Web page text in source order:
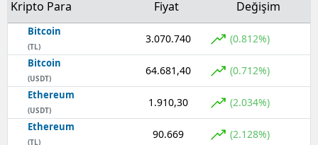
Kripto Para Fiyat Değişim
Bitcoin
(TL)
3.070.740 (0.812%)
Bitcoin
(USDT)
64.681,40 (0.712%)
Ethereum
(USDT)
1.910,30 (2.034%)
Ethereum
(TL)
90.669 (2.128%)